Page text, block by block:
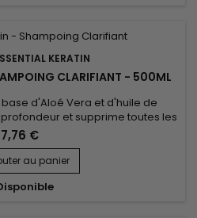
KERATIN
CLARIFIANT - 500ML
d'Aloé Vera et d'huile de
et supprime toutes les
(laque, produits coiffant,
Essential Keratin
détoxifier et ouvrir les écailles
pour optimiser la pénétration de
et...
7,76 €
au panier